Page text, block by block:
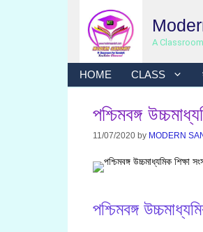
A
HOME CLASS
পশ্চিমবঙ্গ
11/07/2020 by MODERN
পশ্চিমবঙ্গ